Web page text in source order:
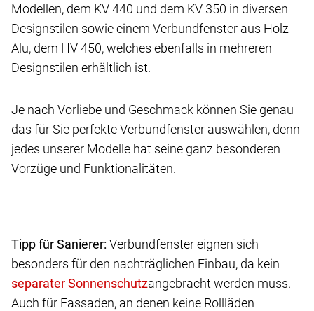
Modellen, dem KV 440 und dem KV 350 in diversen
Designstilen sowie einem Verbundfenster aus Holz-
Alu, dem HV 450, welches ebenfalls in mehreren
Designstilen erhältlich ist.
Je nach Vorliebe und Geschmack können Sie genau
das für Sie perfekte Verbundfenster auswählen, denn
jedes unserer Modelle hat seine ganz besonderen
Vorzüge und Funktionalitäten.
Tipp für Sanierer: Verbundfenster eignen sich
besonders für den nachträglichen Einbau, da kein
angebracht werden muss.
Auch für Fassaden, an denen keine Rollläden